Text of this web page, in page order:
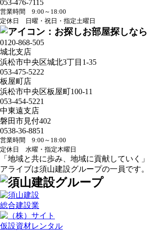
053-476-7115
営業時間 9:00～18:00
定休日 日曜・祝日・指定土曜日
お部屋探しなら
0120-868-505
城北支店
浜松市中央区城北3丁目1-35
053-475-5222
板屋町店
浜松市中央区板屋町100-11
053-454-5221
中東遠支店
磐田市見付402
0538-36-8851
営業時間 9:00～18:00
定休日 水曜・指定木曜日
「地域と共に歩み、地域に貢献していく」
アライブは須山建設グループの一員です。
総合建設業
仮設資材レンタル